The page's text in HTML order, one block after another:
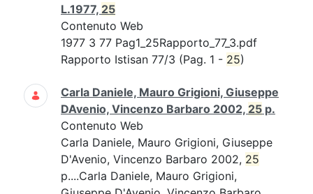
L.1977, 25
Contenuto Web
1977 3 77 Pag1_25Rapporto_77_3.pdf
Rapporto Istisan 77/3 (Pag. 1 - 25)
Carla Daniele, Mauro Grigioni, Giuseppe
DAvenio, Vincenzo Barbaro 2002, 25 p.
Contenuto Web
Carla Daniele, Mauro Grigioni, Giuseppe
D'Avenio, Vincenzo Barbaro 2002, 25
p....Carla Daniele, Mauro Grigioni,